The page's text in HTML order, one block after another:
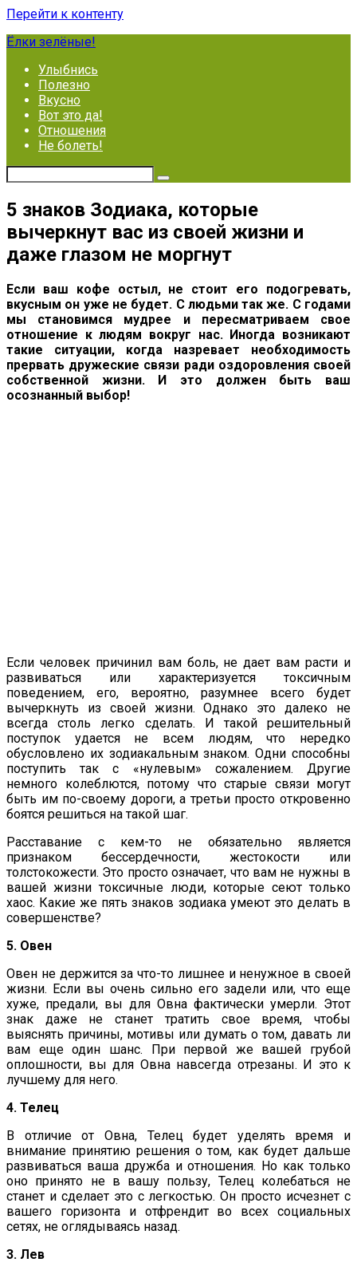
Перейти к контенту
Ёлки зелёные!
Улыбнись
Полезно
Вкусно
Вот это да!
Отношения
Не болеть!
5 знаков Зодиака, которые
вычеркнут вас из своей жизни и
даже глазом не моргнут
Если ваш кофе остыл, не стоит его подогревать,
вкусным он уже не будет. С людьми так же. С годами
мы становимся мудрее и пересматриваем свое
отношение к людям вокруг нас. Иногда возникают
такие ситуации, когда назревает необходимость
прервать дружеские связи ради оздоровления своей
собственной жизни. И это должен быть ваш
осознанный выбор!
Если человек причинил вам боль, не дает вам расти и
развиваться или характеризуется токсичным
поведением, его, вероятно, разумнее всего будет
вычеркнуть из своей жизни. Однако это далеко не
всегда столь легко сделать. И такой решительный
поступок удается не всем людям, что нередко
обусловлено их зодиакальным знаком. Одни способны
поступить так с «нулевым» сожалением. Другие
немного колеблются, потому что старые связи могут
быть им по-своему дороги, а третьи просто откровенно
боятся решиться на такой шаг.
Расставание с кем-то не обязательно является
признаком бессердечности, жестокости или
толстокожести. Это просто означает, что вам не нужны в
вашей жизни токсичные люди, которые сеют только
хаос. Какие же пять знаков зодиака умеют это делать в
совершенстве?
5. Овен
Овен не держится за что-то лишнее и ненужное в своей
жизни. Если вы очень сильно его задели или, что еще
хуже, предали, вы для Овна фактически умерли. Этот
знак даже не станет тратить свое время, чтобы
выяснять причины, мотивы или думать о том, давать ли
вам еще один шанс. При первой же вашей грубой
оплошности, вы для Овна навсегда отрезаны. И это к
лучшему для него.
4. Телец
В отличие от Овна, Телец будет уделять время и
внимание принятию решения о том, как будет дальше
развиваться ваша дружба и отношения. Но как только
оно принято не в вашу пользу, Телец колебаться не
станет и сделает это с легкостью. Он просто исчезнет с
вашего горизонта и отфрендит во всех социальных
сетях, не оглядываясь назад.
3. Лев